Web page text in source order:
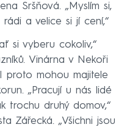
Sršňová. „Myslím si,
a velice si jí cení,“
si vyberu cokoliv,“
Vinárna v Nekoři
proto mohou majitele
„Pracují u nás lidé
trochu druhý domov,“
Zářecká. „Všichni jsou